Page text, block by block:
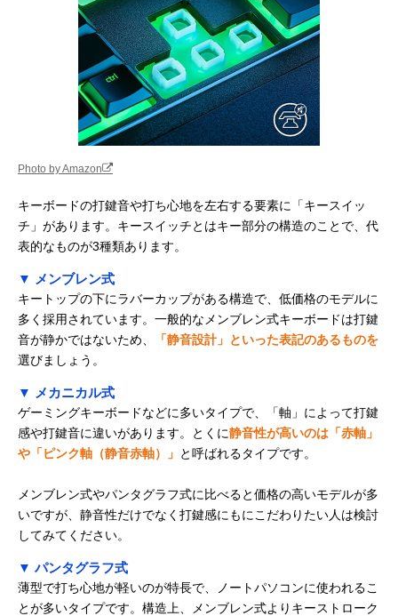
Amazonで見る
サンワサプライ 静
音スリムキーボー
ド SKB-WL29
オーソドックスな
ワイヤレスタイプ
幅452.2×奥行
142.7×高さ
37.1mm
Amazonで見る
ミステル(Mistel)
BAROCCO ML-
MD770R-U-
SR/BK（静音赤
軸）
分割モデルならで
はのレイアウトが
可能
幅320×奥行
高さ28〜
ニット合体時）
Amazonで見る
ッチ
Amazonで見る
バッファロー キー
ボード・マウスセ
ット
静音かつ省エネな
約幅430奥行
Amazonで見る
SteelSeries Apex
3 TKL
IP32の防塵・耐水
保護機能つき
幅364×奥行
高さ40mm
Photo by Amazon
キーボードの打鍵音や打ち心地を左右する要素に「キースイッ
チ」があります。キースイッチとはキー部分の構造のことで、代
表的なものが3種類あります。
▼ メンブレン式
キートップの下にラバーカップがある構造で、低価格のモデルに
多く採用されています。一般的なメンブレン式キーボードは打鍵
音が静かではないため、
「静音設計」といった表記のあるものを
選びましょう。
▼ メカニカル式
ゲーミングキーボードなどに多いタイプで、「軸」によって打鍵
感や打鍵音に違いがあります。とくに静音性が高いのは「赤軸」
や「ピンク軸（静音赤軸）」 と呼ばれるタイプです。
メンブレン式やパンタグラフ式に比べると価格の高いモデルが多
いですが、静音性だけでなく打鍵感にもにこだわりたい人は検討
してみてください。
▼ パンタグラフ式
薄型で打ち心地が軽いのが特長で、ノートパソコンに使われるこ
とが多いタイプです。構造上、メンブレン式よりキーストローク